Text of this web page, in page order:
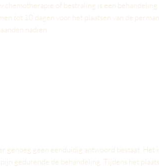
chemotherapie of bestraling is een
tot 10 dagen voor het plaatsen van de
nadien
genoeg geen eenduidig antwoord bestaat. Het
gedurende de behandeling. Tijdens het